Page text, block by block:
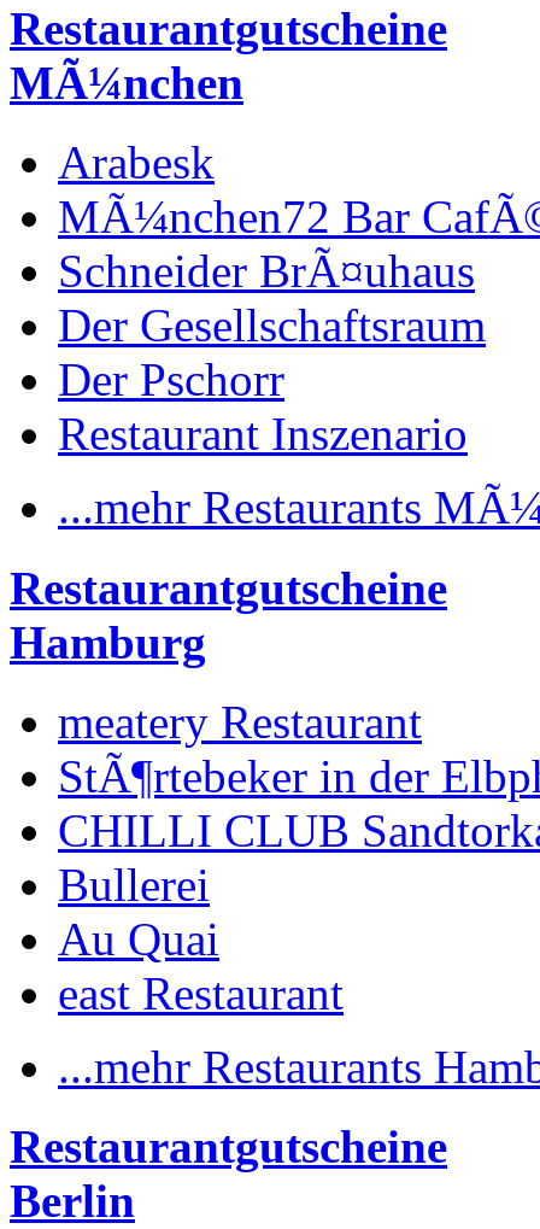
Restaurantgutscheine
MÃ¼nchen
Arabesk
MÃ¼nchen72 Bar
Schneider BrÃ¤uhaus
Der Gesellschaftsraum
Der Pschorr
Restaurant Inszenario
...mehr Restaurants
Restaurantgutscheine
Hamburg
meatery Restaurant
StÃ¶rtebeker in der
CHILLI CLUB
Bullerei
Au Quai
east Restaurant
...mehr Restaurants
Restaurantgutscheine
Berlin